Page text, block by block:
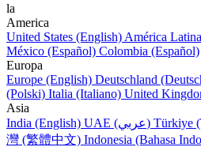
la
America
United States (English) América
México (Español) Colombia (Español)
Europa
Europe (English) Deutschland
(Polski) Italia (Italiano) United
Asia
India (English)
UAE (عربي) Türkiye
灣 (繁體中文) Indonesia (Bahasa